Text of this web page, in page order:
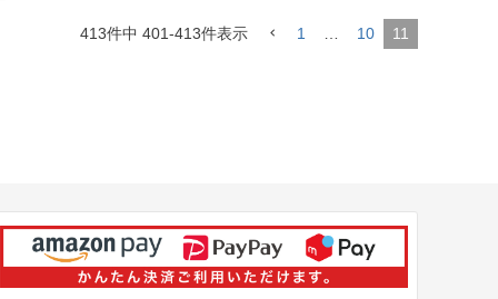
413件中 401-413件表示 1 10 11